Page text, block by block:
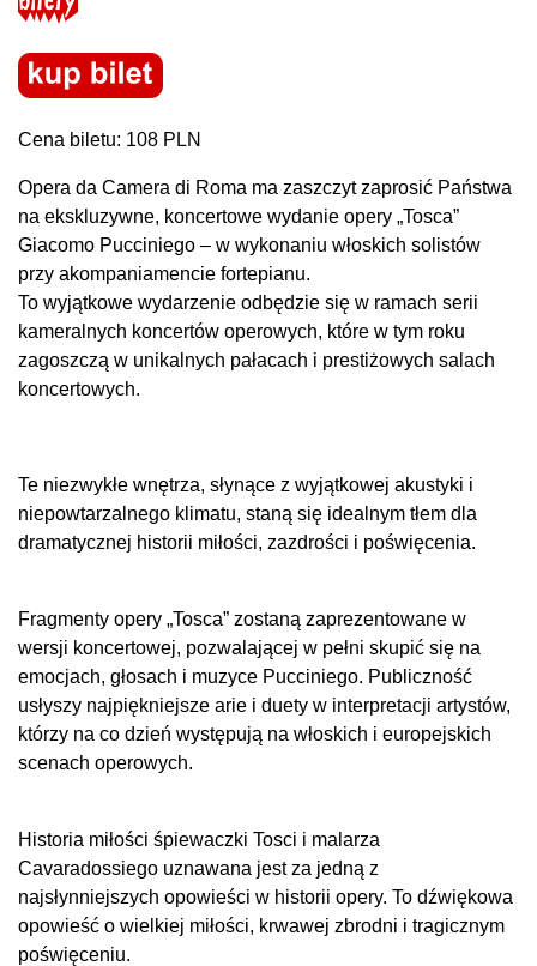
Cena biletu: 108 PLN
Opera da Camera di Roma ma zaszczyt zaprosić Państwa
na ekskluzywne, koncertowe wydanie opery „Tosca”
Giacomo Pucciniego – w wykonaniu włoskich solistów
przy akompaniamencie fortepianu.
To wyjątkowe wydarzenie odbędzie się w ramach serii
kameralnych koncertów operowych, które w tym roku
zagoszczą w unikalnych pałacach i prestiżowych salach
koncertowych.
Te niezwykłe wnętrza, słynące z wyjątkowej akustyki i
niepowtarzalnego klimatu, staną się idealnym tłem dla
dramatycznej historii miłości, zazdrości i poświęcenia.
Fragmenty opery „Tosca” zostaną zaprezentowane w
wersji koncertowej, pozwalającej w pełni skupić się na
emocjach, głosach i muzyce Pucciniego. Publiczność
usłyszy najpiękniejsze arie i duety w interpretacji artystów,
którzy na co dzień występują na włoskich i europejskich
scenach operowych.
Historia miłości śpiewaczki Tosci i malarza
Cavaradossiego uznawana jest za jedną z
najsłynniejszych opowieści w historii opery. To dźwiękowa
opowieść o wielkiej miłości, krwawej zbrodni i tragicznym
poświęceniu.